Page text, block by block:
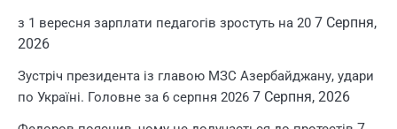
з 1 вересня зарплати педагогів зростуть на 20 7 Серпня,
2026
Зустріч президента із главою МЗС Азербайджану, удари
по Україні. Головне за 6 серпня 2026 7 Серпня, 2026